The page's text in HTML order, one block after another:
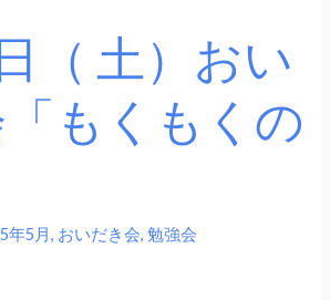
（ 土）おい
もくもくの
年5月, おいだき会,勉強会